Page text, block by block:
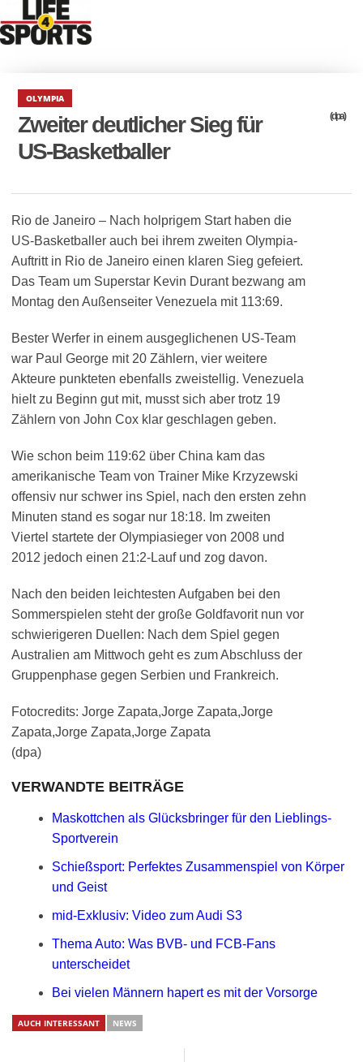
OLYMPIA
Zweiter deutlicher Sieg für
US-Basketballer
(dpa)
Rio de Janeiro – Nach holprigem Start haben die
US-Basketballer auch bei ihrem zweiten Olympia-
Auftritt in Rio de Janeiro einen klaren Sieg gefeiert.
Das Team um Superstar Kevin Durant bezwang am
Montag den Außenseiter Venezuela mit 113:69.
Bester Werfer in einem ausgeglichenen US-Team
war Paul George mit 20 Zählern, vier weitere
Akteure punkteten ebenfalls zweistellig. Venezuela
hielt zu Beginn gut mit, musst sich aber trotz 19
Zählern von John Cox klar geschlagen geben.
Wie schon beim 119:62 über China kam das
amerikanische Team von Trainer Mike Krzyzewski
offensiv nur schwer ins Spiel, nach den ersten zehn
Minuten stand es sogar nur 18:18. Im zweiten
Viertel startete der Olympiasieger von 2008 und
2012 jedoch einen 21:2-Lauf und zog davon.
Nach den beiden leichtesten Aufgaben bei den
Sommerspielen steht der große Goldfavorit nun vor
schwierigeren Duellen: Nach dem Spiel gegen
Australien am Mittwoch geht es zum Abschluss der
Gruppenphase gegen Serbien und Frankreich.
Fotocredits: Jorge Zapata,Jorge Zapata,Jorge
Zapata,Jorge Zapata,Jorge Zapata
(dpa)
VERWANDTE BEITRÄGE
Maskottchen als Glücksbringer für den Lieblings-
Sportverein
Schießsport: Perfektes Zusammenspiel von Körper
und Geist
mid-Exklusiv: Video zum Audi S3
Thema Auto: Was BVB- und FCB-Fans
unterscheidet
Bei vielen Männern hapert es mit der Vorsorge
AUCH INTERESSANT NEWS